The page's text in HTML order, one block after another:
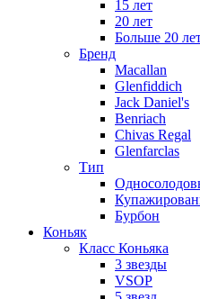
15 лет
20 лет
Больше 20
Бренд
Macallan
Glenfiddich
Jack Daniel's
Benriach
Chivas Regal
Glenfarclas
Тип
Бурбон
Коньяк
Класс Коньяка
3 звезды
VSOP